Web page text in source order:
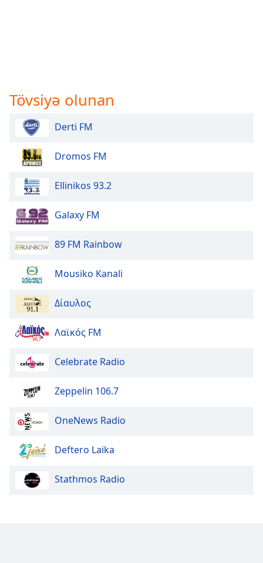
Tövsiyə olunan
Derti FM
Dromos FM
Ellinikos 93.2
Galaxy FM
89 FM Rainbow
Mousiko Kanali
Δίαυλος
Λαϊκός FM
Celebrate Radio
Zeppelin 106.7
OneNews Radio
Deftero Laika
Stathmos Radio